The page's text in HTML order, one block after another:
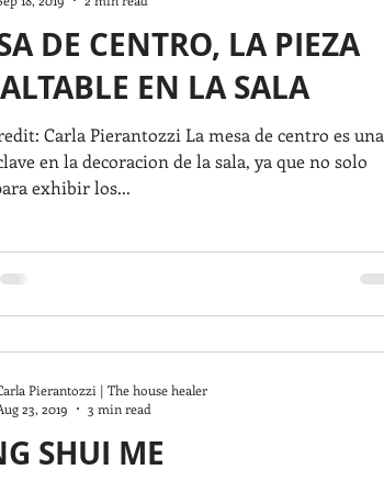
DE CENTRO, LA PIEZA
EN LA SALA
Carla Pierantozzi La mesa de centro es una
en la decoracion de la sala, ya que no solo
exhibir los...
SHUI ME
Pierantozzi | The house healer
23, 2019
3 min read